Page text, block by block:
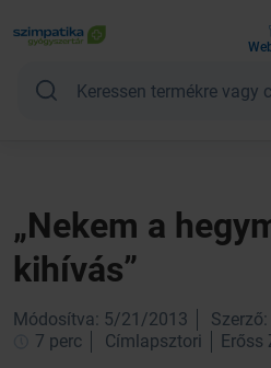
„Nekem a
kihívás”
Módosítva: 5/21/2013
7 perc
Címlapsztori Erőss